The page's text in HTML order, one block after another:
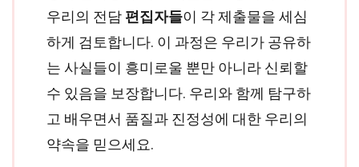
우리의 전담 편집자들이 각 제출물을 세심
하게 검토합니다. 이 과정은 우리가 공유하
는 사실들이 흥미로울 뿐만 아니라 신뢰할
수 있음을 보장합니다. 우리와 함께 탐구하
고 배우면서 품질과 진정성에 대한 우리의
약속을 믿으세요.